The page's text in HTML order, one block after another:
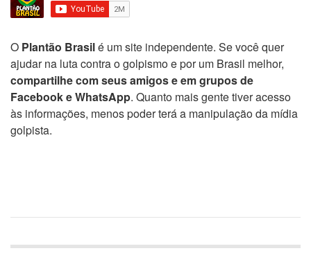
O Plantão Brasilé um site independente. Se você quer
ajudar na luta contra o golpismo e por um Brasil melhor,
compartilhe com seus amigos e em grupos de
Facebook e WhatsApp. Quanto mais gente tiver acesso
às informações, menos poder terá a manipulação da mídia
golpista.